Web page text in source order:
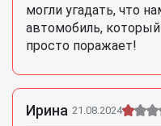
могли угадать, что
автомобиль, который
просто поражает!
Ирина 21.08.2024